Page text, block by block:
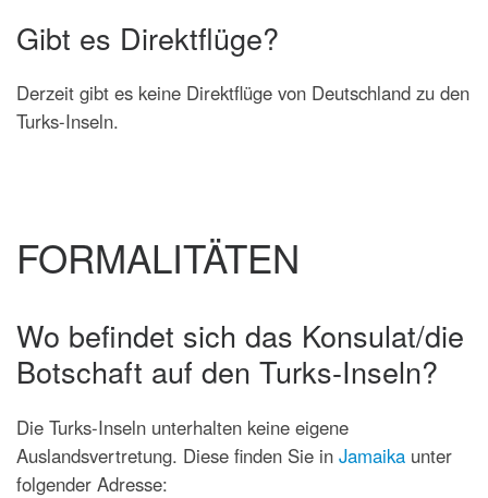
Gibt es Direktflüge?
Derzeit gibt es keine Direktflüge von Deutschland zu den
Turks-Inseln.
FORMALITÄTEN
Wo befindet sich das Konsulat/die
Botschaft auf den Turks-Inseln?
Die Turks-Inseln unterhalten keine eigene
Auslandsvertretung. Diese finden Sie in Jamaika unter
folgender Adresse: